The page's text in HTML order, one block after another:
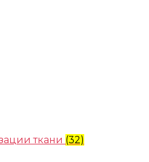
ткани (32)